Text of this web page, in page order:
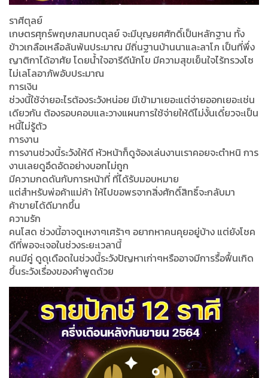
ราศีตุลย์
เกษตรศุกร์พฤษภสมทบตุลย์ จะมีบุญยศศักดิ์เป็นหลักฐาน ทั้ง
ข้าวเกลือเหลือล้นพ้นประมาณ มีถิ่นฐานบ้านนาและลาโภ เป็นที่พึ่ง
ญาติกาได้อาศัย โดยน้ำใจอารีดีนักโข มีความสุขเย็นใจไร้ทรวงโซ
ไม่เลโลอาภัพอับประมาณ
การเงิน
ช่วงนี้ใช้จ่ายอะไรต้องระวังหน่อย มีเข้ามาเยอะแต่จ่ายออกเยอะเช่น
เดียวกัน ต้องรอบคอบและวางแผนการใช้จ่ายให้ดีไม่งั้นเดี๋ยวจะเป็น
หนี้ไม่รู้ตัว
การงาน
การงานช่วงนี้ระวังให้ดี หัวหน้าก็ดูจ้องเล่นงานเราคอยจะตำหนิ การ
งานเลยดูอึดอัดอย่างบอกไม่ถูก
มีความกดดันกับการหน้าที่ ที่ได้รับมอบหมาย
แต่สำหรับพ่อค้าแม่ค้า ให้ไปขอพรจากสิ่งศักดิ์สิทธิ์จะกลับมา
ค้าขายได้ดีมากขึ้น
ความรัก
คนโสด ช่วงนี้อาจดูเหงาๆเศร้าๆ อยากหาคนคุยอยู่บ้าง แต่ยังโชค
ดีที่พอจะเจอในช่วงระยะเวลานี้
คนมีคู่ ดูดุเดือดในช่วงนี้ระวังปัญหาเก่าๆหรืออาจมีการรื้อฟื้นเกิด
ขึ้นระวังเรื่องของคำพูดด้วย